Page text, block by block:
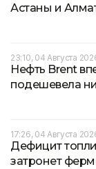
Астаны и
23:10, 04 Августа
Нефть Brent
подешевела
17:26, 04 Августа
Дефицит
затронет